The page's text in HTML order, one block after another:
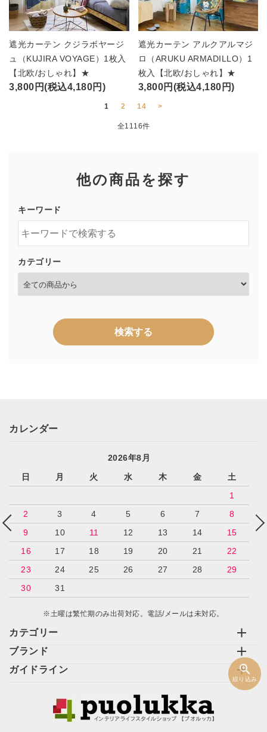
遮光カーテン クジラボヤージ
ュ（KUJIRA VOYAGE）1枚入
【北欧/おしゃれ】★
3,800円(税込4,180円)
遮光カーテン アルクアルマジ
ロ（ARUKU ARMADILLO）1
枚入【北欧/おしゃれ】★
3,800円(税込4,180円)
1 2 14 >
全1116件
他の商品を探す
キーワード
カテゴリー
検索する
zoom_in
絞り込み
キーワード
カテゴリー
検索する
カテゴリー
ブランド
ガイドライン
カレンダー
2026年8月
日
月 火 水 木 金
土
1
2
3 4 5 6 7
8
9
10 11 12 13 14
15
16
17 18 19 20 21
22
23
24 25 26 27 28
29
30
31
※土曜は繁忙期のみ出荷対応。電話/メールは未対応。